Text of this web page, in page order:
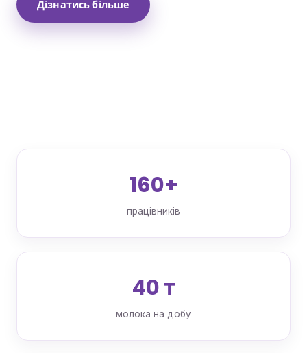
Дізнатись більше
160+
працівників
40 т
молока на добу